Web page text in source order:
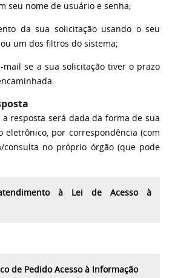
seu nome de usuário e senha;
da sua solicitação usando o seu
um dos filtros do sistema;
mail se a sua solicitação tiver o prazo
resposta será dada da forma de sua
eletrônico, por correspondência (com
consulta no próprio órgão (que pode
à Lei de Acesso à
de Pedido Acesso à Informação